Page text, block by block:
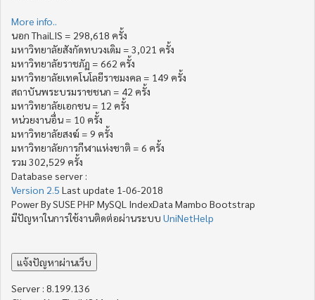
More info..
นอก ThaiLIS = 298,618 ครั้ง
มหาวิทยาลัยสังกัดทบวงเดิม = 3,021 ครั้ง
มหาวิทยาลัยราชภัฏ = 662 ครั้ง
มหาวิทยาลัยเทคโนโลยีราชมงคล = 149 ครั้ง
สถาบันพระบรมราชชนก = 42 ครั้ง
มหาวิทยาลัยเอกชน = 12 ครั้ง
หน่วยงานอื่น = 10 ครั้ง
มหาวิทยาลัยสงฆ์ = 9 ครั้ง
มหาวิทยาลัยการกีฬาแห่งชาติ = 6 ครั้ง
รวม 302,529 ครั้ง
Database server :
Version 2.5 Last update 1-06-2018
Power By SUSE PHP MySQL IndexData Mambo Bootstrap
มีปัญหาในการใช้งานติดต่อผ่านระบบ UniNetHelp
Server : 8.199.136